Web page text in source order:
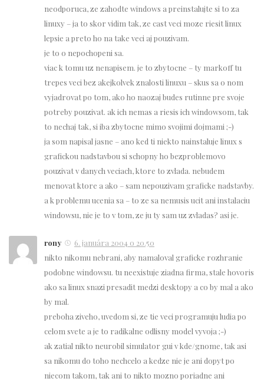
neodporuca, ze zahodte windows a preinstalujte si to za
linuxy – ja to skor vidim tak, ze cast veci moze riesit linux
lepsie a preto ho na take veci aj pouzivam.
je to o nepochopeni sa.
viac k tomu uz nenapisem. je to zbytocne – ty markoff tu
trepes veci bez akejkolvek znalosti linuxu – skus sa o nom
vyjadrovat po tom, ako ho naozaj budes rutinne pre svoje
potreby pouzivat. ak ich nemas a riesis ich windowsom, tak
to nechaj tak, si iba zbytocne mimo svojimi dojmami ;-)
ja som napisal jasne – ano ked ti niekto nainstaluje linux s
grafickou nadstavbou si schopny ho bezproblemovo
pouzivat v danych veciach, ktore to zvlada. nebudem
menovat ktore a ako – sam nepouzivam graficke nadstavby.
a k problemu ucenia sa – to ze sa nemusis ucit ani instalaciu
windowsu, nie je to v tom, ze ju ty sam uz zvladas? asi je.
rony
6. januára 2004 o 20.50
nikto nikomu nebrani, aby namaloval graficke rozhranie
podobne windowsu. tu neexistuje ziadna firma, stale hovoris
ako sa linux snazi presadit medzi desktopy a co by mal a ako
by mal.
preboha ziveho, uvedom si, ze tie veci programuju ludia po
celom svete a je to radikalne odlisny model vyvoja ;-)
ak zatial nikto neurobil simulator gui v kde/gnome, tak asi
sa nikomu do toho nechcelo a kedze nie je ani dopyt po
niecom takom, tak ani to nikto mozno poriadne ani